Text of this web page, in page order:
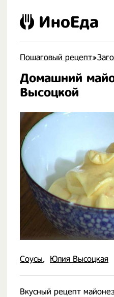
Пошаговый рецепт»
Домашний
Высоцкой
Соусы Юлия Высоцкая
Вкусный рецепт
ИноЕда